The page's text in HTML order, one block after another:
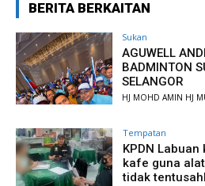
BERITA BERKAITAN
Sukan
AGUWELL
BADMINTON
SELANGOR
HJ MOHD AMIN HJ
Tempatan
KPDN
kafe guna
tidak